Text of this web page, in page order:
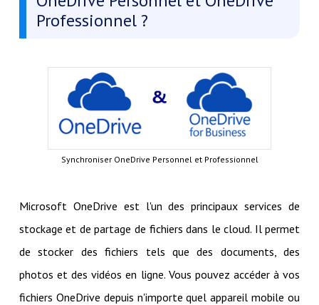
Professionnel ?
Synchroniser OneDrive Personnel et Professionnel
Microsoft OneDrive est l'un des principaux services de
stockage et de partage de fichiers dans le cloud. Il permet
de stocker des fichiers tels que des documents, des
photos et des vidéos en ligne. Vous pouvez accéder à vos
fichiers OneDrive depuis n'importe quel appareil mobile ou